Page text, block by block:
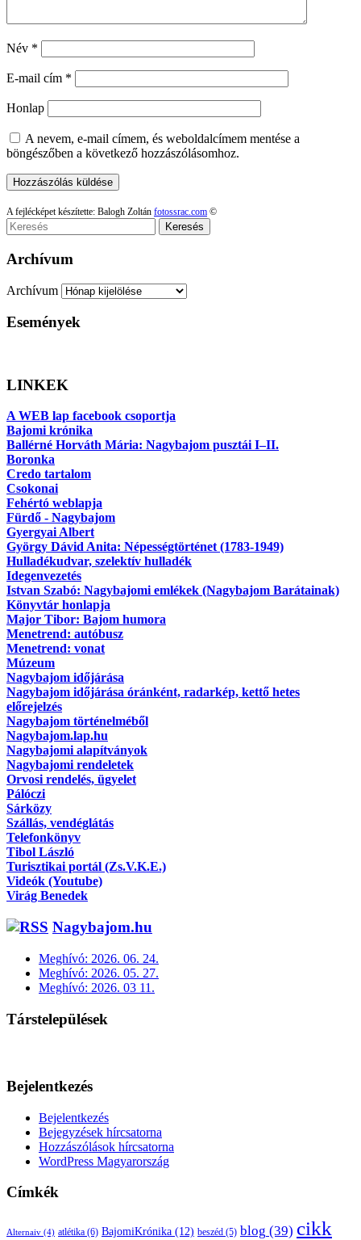
Név *
E-mail cím *
Honlap
A nevem, e-mail címem, és weboldalcímem mentése a
böngészőben a következő hozzászólásomhoz.
A fejlécképet készítette: Balogh Zoltán fotossrac.com ©
Keresés
Archívum
Archívum
Események
LINKEK
A WEB lap facebook csoportja
Bajomi krónika
Ballérné Horváth Mária: Nagybajom pusztái I–II.
Boronka
Credo tartalom
Csokonai
Fehértó weblapja
Fürdő - Nagybajom
Gyergyai Albert
György Dávid Anita: Népességtörténet (1783-1949)
Hulladékudvar, szelektív hulladék
Idegenvezetés
Istvan Szabó: Nagybajomi emlékek (Nagybajom Barátainak)
Könyvtár honlapja
Major Tibor: Bajom humora
Menetrend: autóbusz
Menetrend: vonat
Múzeum
Nagybajom időjárása
Nagybajom időjárása óránként, radarkép, kettő hetes
előrejelzés
Nagybajom történelméből
Nagybajom.lap.hu
Nagybajomi alapítványok
Nagybajomi rendeletek
Orvosi rendelés, ügyelet
Pálóczi
Sárközy
Szállás, vendéglátás
Telefonkönyv
Tibol László
Turisztikai portál (Zs.V.K.E.)
Videók (Youtube)
Virág Benedek
Nagybajom.hu
Meghívó: 2026. 06. 24.
Meghívó: 2026. 05. 27.
Meghívó: 2026. 03 11.
Társtelepülések
Bejelentkezés
Bejelentkezés
Bejegyzések hírcsatorna
Hozzászólások hírcsatorna
WordPress Magyarország
Címkék
Alternaiv (4) atlétika (6) BajomiKrónika (12) beszéd (5) blog (39) cikk